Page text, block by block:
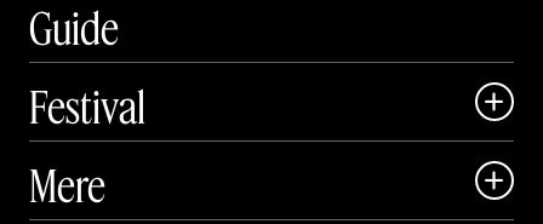
Guide
Festival

 Art Matter Festival
Mere 